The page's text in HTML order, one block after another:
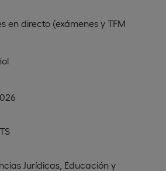
en directo (exámenes y TFM
Jurídicas, Educación y